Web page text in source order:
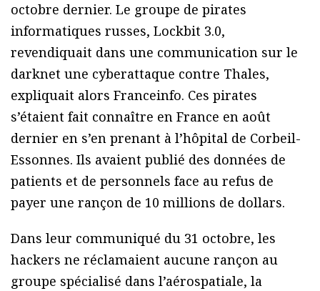
octobre dernier. Le groupe de pirates
informatiques russes, Lockbit 3.0,
revendiquait dans une communication sur le
darknet une cyberattaque contre Thales,
expliquait alors Franceinfo. Ces pirates
s’étaient fait connaître en France en août
dernier en s’en prenant à l’hôpital de Corbeil-
Essonnes. Ils avaient publié des données de
patients et de personnels face au refus de
payer une rançon de 10 millions de dollars.
Dans leur communiqué du 31 octobre, les
hackers ne réclamaient aucune rançon au
groupe spécialisé dans l’aérospatiale, la